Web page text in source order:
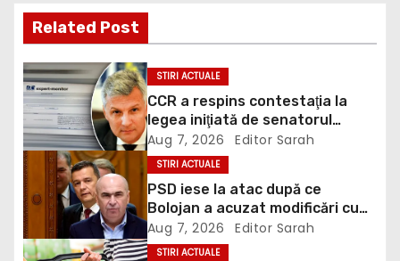
n
a
v
i
g
a
t
Related Post
STIRI ACTUALE
CCR a respins contestaţia la
legea iniţiată de senatorul
Zamfir de la PSD, care permite
reluarea construcţiei
hidrocentralelor din zonele
protejate
Aug 7, 2026 Editor Sarah
STIRI ACTUALE
PSD iese la atac după ce
Bolojan a acuzat modificări cu
țintă politică la Legea ANI: O
minciună grosolană prin care
Aug 7, 2026 Editor Sarah
STIRI ACTUALE